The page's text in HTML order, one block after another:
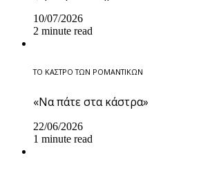
10/07/2026
2 minute read
ΤΟ ΚΑΣΤΡΟ ΤΩΝ ΡΟΜΑΝΤΙΚΩΝ
«Να πάτε στα κάστρα»
22/06/2026
1 minute read